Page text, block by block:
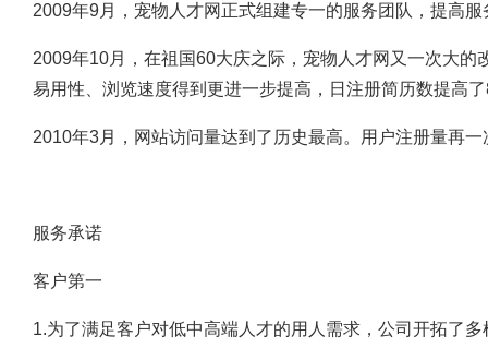
2009年9月，宠物人才网正式组建专一的服务团队，提高服
2009年10月，在祖国60大庆之际，宠物人才网又一次大
易用性、浏览速度得到更进一步提高，日注册简历数提高
2010年3月，网站访问量达到了历史最高。用户注册量再一
服务承诺
客户第一
1.为了满足客户对低中高端人才的用人需求，公司开拓了